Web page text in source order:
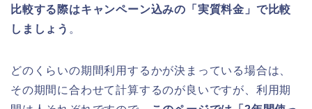
比較する際はキャンペーン込みの「実質料金」で比較
しましょう 。
どのくらいの期間利用するかが決まっている場合は、
その期間に合わせて計算するのが良いですが、利用期